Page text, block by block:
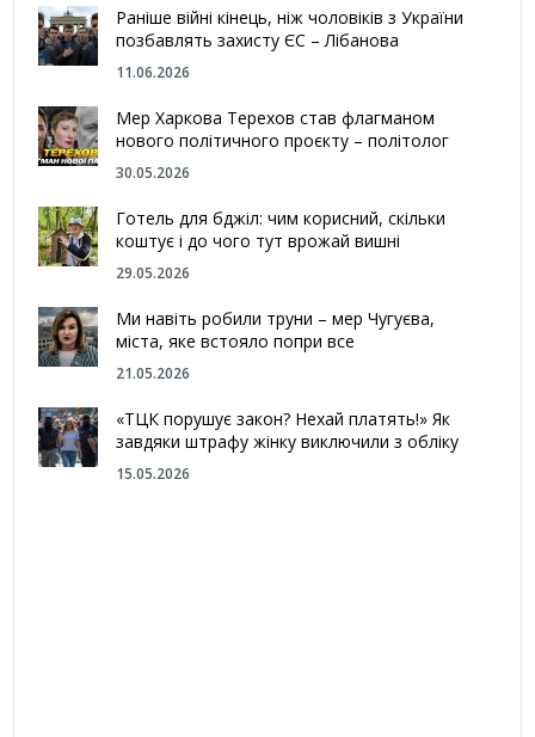
Раніше війні кінець, ніж чоловіків з України
позбавлять захисту ЄС – Лібанова
11.06.2026
Мер Харкова Терехов став флагманом
нового політичного проєкту – політолог
30.05.2026
Готель для бджіл: чим корисний, скільки
коштує і до чого тут врожай вишні
29.05.2026
Ми навіть робили труни – мер Чугуєва,
міста, яке встояло попри все
21.05.2026
«ТЦК порушує закон? Нехай платять!» Як
завдяки штрафу жінку виключили з обліку
15.05.2026